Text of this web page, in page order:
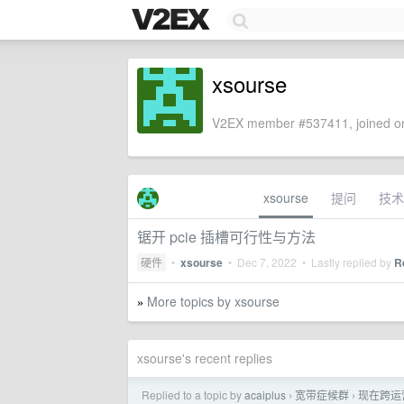
xsourse
V2EX member #537411, joined
xsourse 提问 技
锯开 pcie 插槽可行性与方法
硬件 • xsourse • Dec 7, 2022 • Lastly replied by
» More topics by xsourse
xsourse's recent replies
Replied to a topic byacaiplus › 宽带症候群 › 现在跨